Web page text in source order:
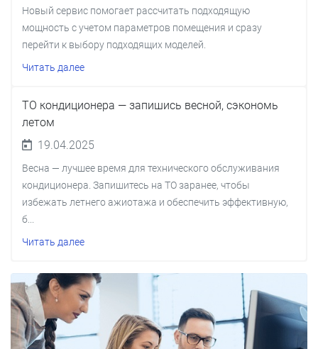
Новый сервис помогает рассчитать подходящую
мощность с учетом параметров помещения и сразу
перейти к выбору подходящих моделей.
Читать далее
ТО кондиционера — запишись весной, сэкономь
летом
19.04.2025
Весна — лучшее время для технического обслуживания
кондиционера. Запишитесь на ТО заранее, чтобы
избежать летнего ажиотажа и обеспечить эффективную,
б...
Читать далее